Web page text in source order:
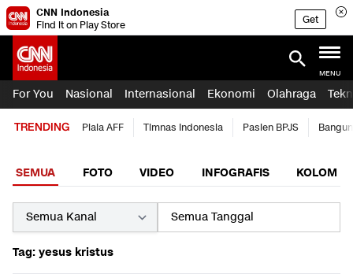
CNN Indonesia
Find it on Play Store
Get
MENU
For You Nasional Internasional Ekonomi Olahraga
TRENDING Piala AFF Timnas Indonesia Pasien BPJS
SEMUA FOTO VIDEO INFOGRAFIS KOLOM
Tag: yesus kristus